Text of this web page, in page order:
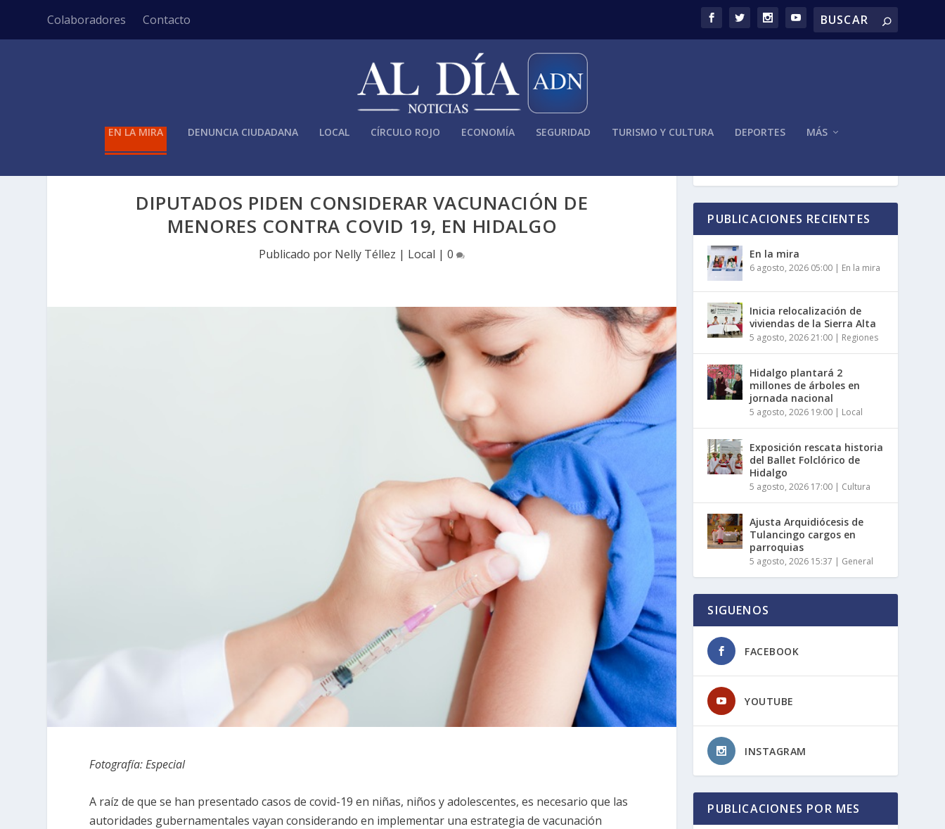
Colaboradores Contacto
EN LA MIRA DENUNCIA CIUDADANA LOCAL CÍRCULO ROJO ECONOMÍA SEGURIDAD TURISMO Y CULTURA DEPORTES MÁS
DIPUTADOS PIDEN CONSIDERAR VACUNACIÓN DE
MENORES CONTRA COVID 19, EN HIDALGO
Publicado por Nelly Téllez | Local |0
Fotografía: Especial
A raíz de que se han presentado casos de covid-19 en niñas, niños y adolescentes, es necesario que las
autoridades gubernamentales vayan considerando en implementar una estrategia de vacunación
PUBLICACIONES RECIENTES
En la mira
6 agosto, 2026 05:00 | En la mira
Inicia relocalización de
viviendas de la Sierra Alta
5 agosto, 2026 21:00 | Regiones
Hidalgo plantará 2
millones de árboles en
jornada nacional
5 agosto, 2026 19:00 | Local
Exposición rescata historia
del Ballet Folclórico de
Hidalgo
5 agosto, 2026 17:00 | Cultura
Ajusta Arquidiócesis de
Tulancingo cargos en
parroquias
5 agosto, 2026 15:37 | General
SIGUENOS
FACEBOOK
YOUTUBE
INSTAGRAM
PUBLICACIONES POR MES